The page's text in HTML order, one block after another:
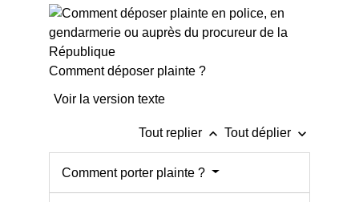
Comment déposer plainte ?
Voir la version texte
Tout replier keyboard_arrow_up Tout déplier keyboard_arrow_down
Comment porter plainte ?